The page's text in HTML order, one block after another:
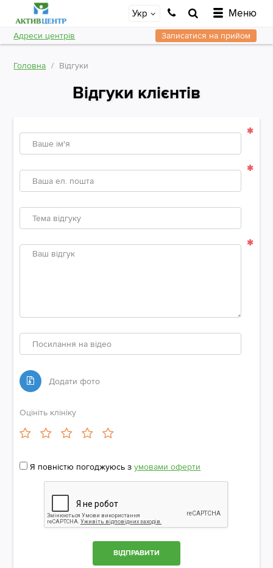
Укр Меню
Адреси центрів Записатися на прийом
Головна Відгуки
Відгуки клієнтів
Ваше
ім'я
Ваша
Тема
Відгук
Посилання
Оцініть клініку
Я повністю погоджуюсь зумовами оферти
ВІДПРАВИТИ